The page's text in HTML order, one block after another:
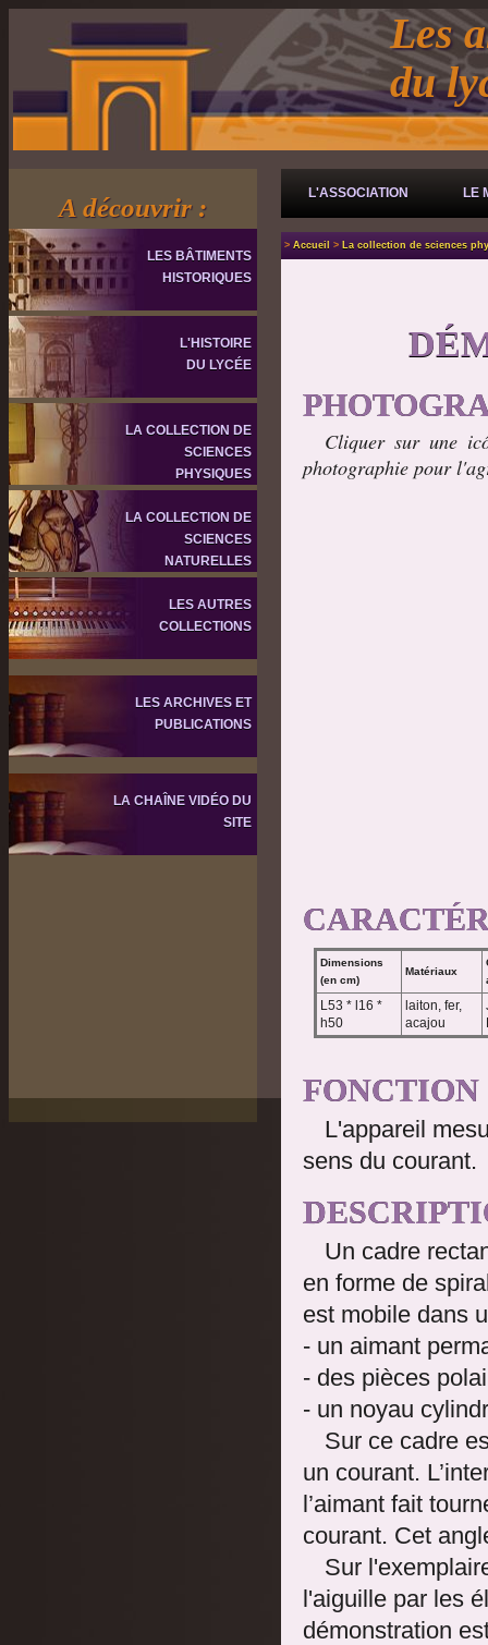
Les
du
A découvrir :
LES BÂTIMENTS
HISTORIQUES
L'HISTOIRE
DU LYCÉE
LA COLLECTION DE
SCIENCES
PHYSIQUES
LA COLLECTION DE
SCIENCES
NATURELLES
LES AUTRES
COLLECTIONS
LES ARCHIVES ET
PUBLICATIONS
LA CHAÎNE VIDÉO DU
SITE
L'ASSOCIATION LE
> Accueil > La collection de sciences
Cliquer sur une
photographie pour
Dimensions
(en cm)
Matériaux
L53 * l16 *
h50
laiton, fer,
acajou
FONCTION
L'appareil
sens du courant.
Un cadre
en forme de
est mobile dans
- un aimant
- des pièces
- un noyau
Sur ce cadre
un courant.
l’aimant fait
courant. Cet
Sur
l'aiguille par les
démonstration